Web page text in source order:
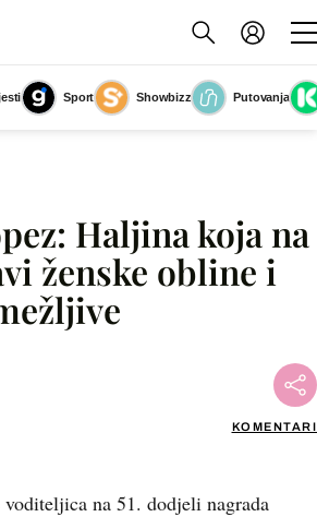
Sport Showbizz Putovanja
nagrada American Music Awards u Las Vegasu
(Foto: AFP)
Haljina koja na
ženske obline i
KOMENTARI
na 51. dodjeli nagrada